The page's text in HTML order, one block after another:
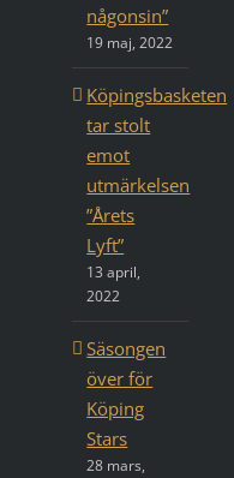
någonsin”
19 maj, 2022
Köpingsbasketen
tar stolt
emot
utmärkelsen
”Årets
Lyft”
13 april,
2022
Säsongen
över för
Köping
Stars
28 mars,